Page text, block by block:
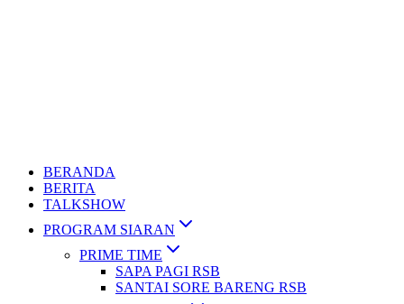
BERANDA
BERITA
TALKSHOW
PROGRAM SIARAN
PRIME TIME
SAPA PAGI RSB
SANTAI SORE BARENG RSB